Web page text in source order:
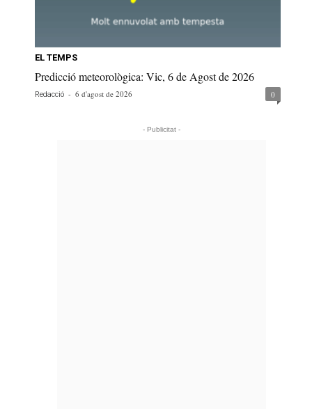
EL TEMPS
Predicció meteorològica: Vic, 6 de Agost de 2026
Redacció - 6 d'agost de 2026 0
- Publicitat -